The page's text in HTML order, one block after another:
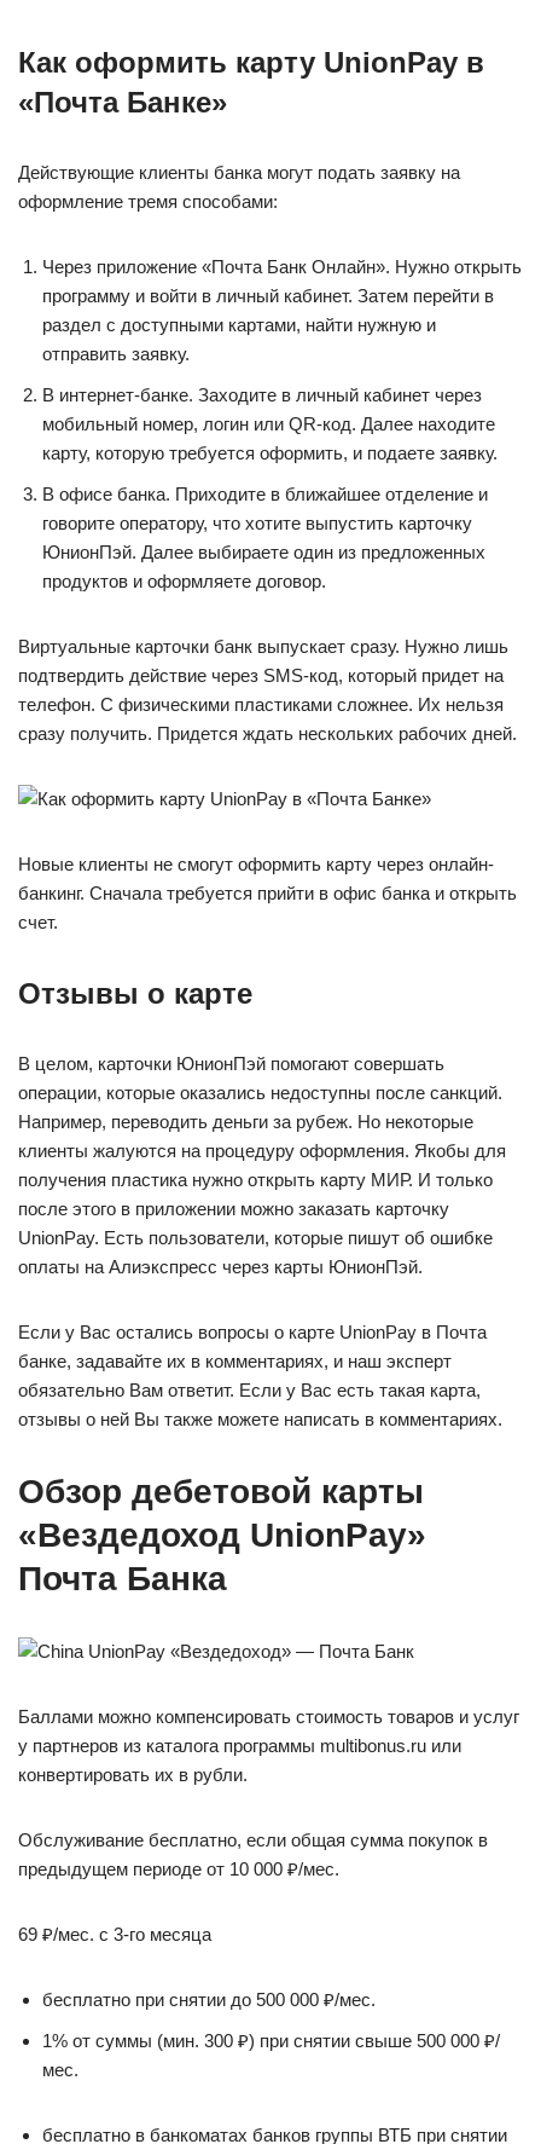
Как оформить карту UnionPay в
«Почта Банке»
Действующие клиенты банка могут подать заявку на
оформление тремя способами:
Через приложение «Почта Банк Онлайн». Нужно открыть
программу и войти в личный кабинет. Затем перейти в
раздел с доступными картами, найти нужную и
отправить заявку.
В интернет-банке. Заходите в личный кабинет через
мобильный номер, логин или QR-код. Далее находите
карту, которую требуется оформить, и подаете заявку.
В офисе банка. Приходите в ближайшее отделение и
говорите оператору, что хотите выпустить карточку
ЮнионПэй. Далее выбираете один из предложенных
продуктов и оформляете договор.
Виртуальные карточки банк выпускает сразу. Нужно лишь
подтвердить действие через SMS-код, который придет на
телефон. С физическими пластиками сложнее. Их нельзя
сразу получить. Придется ждать нескольких рабочих дней.
Новые клиенты не смогут оформить карту через онлайн-
банкинг. Сначала требуется прийти в офис банка и открыть
счет.
Отзывы о карте
В целом, карточки ЮнионПэй помогают совершать
операции, которые оказались недоступны после санкций.
Например, переводить деньги за рубеж. Но некоторые
клиенты жалуются на процедуру оформления. Якобы для
получения пластика нужно открыть карту МИР. И только
после этого в приложении можно заказать карточку
UnionPay. Есть пользователи, которые пишут об ошибке
оплаты на Алиэкспресс через карты ЮнионПэй.
Если у Вас остались вопросы о карте UnionPay в Почта
банке, задавайте их в комментариях, и наш эксперт
обязательно Вам ответит. Если у Вас есть такая карта,
отзывы о ней Вы также можете написать в комментариях.
Обзор дебетовой карты
«Вездедоход UnionPay»
Почта Банка
Баллами можно компенсировать стоимость товаров и услуг
у партнеров из каталога программы multibonus.ru или
конвертировать их в рубли.
Обслуживание бесплатно, если общая сумма покупок в
предыдущем периоде от 10 000 ₽/мес.
69 ₽/мес. с 3-го месяца
бесплатно при снятии до 500 000 ₽/мес.
1% от суммы (мин. 300 ₽) при снятии свыше 500 000 ₽/
мес.
бесплатно в банкоматах банков группы ВТБ при снятии